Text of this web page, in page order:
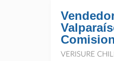
VERISURE